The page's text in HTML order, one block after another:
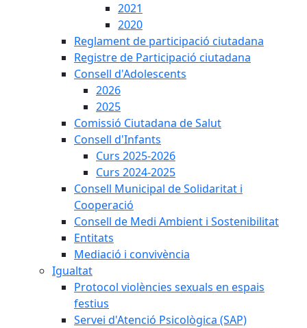
2021
2020
Reglament de participació ciutadana
Registre de Participació ciutadana
Consell d'Adolescents
2026
2025
Comissió Ciutadana de Salut
Consell d'Infants
Curs 2025-2026
Curs 2024-2025
Consell Municipal de Solidaritat i
Cooperació
Consell de Medi Ambient i Sostenibilitat
Entitats
Mediació i convivència
Igualtat
Protocol violències sexuals en espais
festius
Servei d'Atenció Psicològica (SAP)